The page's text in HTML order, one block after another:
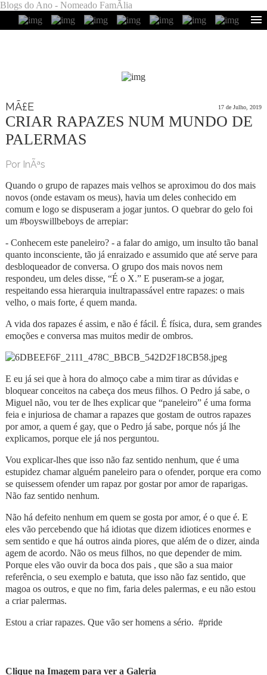
Blogs do Ano - Nomeado FamÃ­lia
MÃ£E 17 de Julho, 2019
CRIAR RAPAZES NUM MUNDO DE
PALERMAS
Por InÃªs
Quando o grupo de rapazes mais velhos se aproximou do dos mais
novos (onde estavam os meus), havia um deles conhecido em
comum e logo se dispuseram a jogar juntos. O quebrar do gelo foi
um #boyswillbeboys de arrepiar:
- Conhecem este paneleiro? - a falar do amigo, um insulto tão banal
quanto inconsciente, tão já enraizado e assumido que até serve para
desbloqueador de conversa. O grupo dos mais novos nem
respondeu, um deles disse, “É o X.” E puseram-se a jogar,
respeitando essa hierarquia inultrapassável entre rapazes: o mais
velho, o mais forte, é quem manda.
A vida dos rapazes é assim, e não é fácil. É física, dura, sem grandes
emoções e conversa mas muitos medir de ombros.
E eu já sei que à hora do almoço cabe a mim tirar as dúvidas e
bloquear conceitos na cabeça dos meus filhos. O Pedro já sabe, o
Miguel não, vou ter de lhes explicar que “paneleiro” é uma forma
feia e injuriosa de chamar a rapazes que gostam de outros rapazes
por amor, a quem é gay, que o Pedro já sabe, porque nós já lhe
explicamos, porque ele já nos perguntou.
Vou explicar-lhes que isso não faz sentido nenhum, que é uma
estupidez chamar alguém paneleiro para o ofender, porque era como
se quisessem ofender um rapaz por gostar por amor de raparigas.
Não faz sentido nenhum.
Não há defeito nenhum em quem se gosta por amor, é o que é. E
eles vão percebendo que há idiotas que dizem idiotices enormes e
sem sentido e que há outros ainda piores, que além de o dizer, ainda
agem de acordo. Não os meus filhos, no que depender de mim.
Porque eles vão ouvir da boca dos pais , que são a sua maior
referência, o seu exemplo e batuta, que isso não faz sentido, que
magoa os outros, e que no fim, faria deles palermas, e eu não estou
a criar palermas.
Estou a criar rapazes. Que vão ser homens a sério. #pride
Clique na Imagem para ver a Galeria